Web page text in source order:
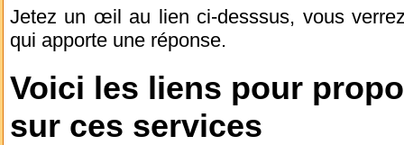
Jetez un œil au lien ci-desssus, vous
qui apporte une réponse.
Voici les liens pour
sur ces services